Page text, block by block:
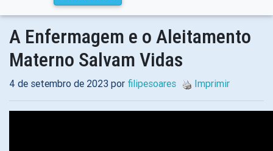
A Enfermagem e o Aleitamento
Materno Salvam Vidas
4 de setembro de 2023 por filipesoares Imprimir